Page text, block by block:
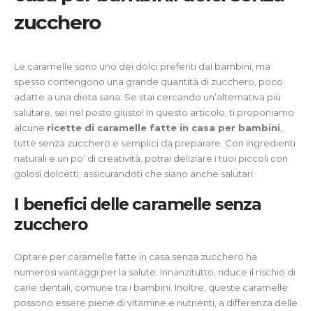
zucchero
Le caramelle sono uno dei dolci preferiti dai bambini, ma
spesso contengono una grande quantità di zucchero, poco
adatte a una dieta sana. Se stai cercando un’alternativa più
salutare, sei nel posto giusto! In questo articolo, ti proponiamo
alcune ricette di caramelle fatte in casa per bambini
tutte senza zucchero e semplici da preparare. Con ingredienti
naturali e un po’ di creatività, potrai deliziare i tuoi piccoli con
golosi dolcetti, assicurandoti che siano anche salutari.
I benefici delle caramelle senza
zucchero
Optare per caramelle fatte in casa senza zucchero ha
numerosi vantaggi per la salute. Innanzitutto, riduce il rischio di
carie dentali, comune tra i bambini. Inoltre, queste caramelle
possono essere piene di vitamine e nutrienti, a differenza delle